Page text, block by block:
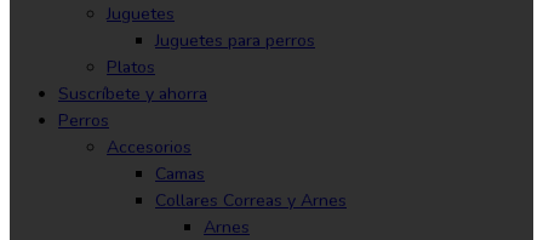
Juguetes
Juguetes para perros
Platos
Suscríbete y ahorra
Perros
Accesorios
Camas
Collares Correas y Arnes
Arnes